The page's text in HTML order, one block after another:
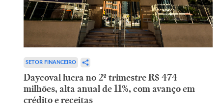
SETOR FINANCEIRO
Daycoval lucra no 2º trimestre R$ 474
milhões, alta anual de 11%, com avanço em
crédito e receitas